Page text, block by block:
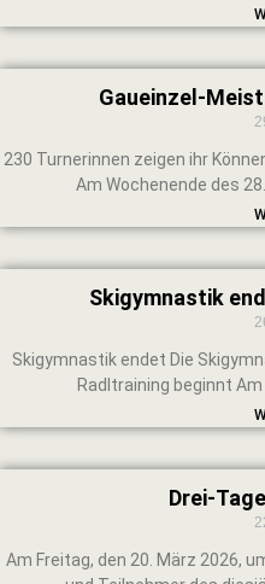
Gaueinzel-
230 Turnerinnen zeigen ihr
Am Wochenende des
Skigymnastik
Skigymnastik endet Die
Radltraining beginnt
Drei-
Am Freitag, den 20. März 2026,